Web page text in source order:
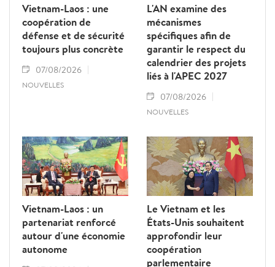
Vietnam-Laos : une
coopération de
défense et de sécurité
toujours plus concrète
07/08/2026
NOUVELLES
L'AN examine des
mécanismes
spécifiques afin de
garantir le respect du
calendrier des projets
liés à l'APEC 2027
07/08/2026
NOUVELLES
Vietnam-Laos : un
partenariat renforcé
autour d'une économie
autonome
Le Vietnam et les
États-Unis souhaitent
approfondir leur
coopération
parlementaire